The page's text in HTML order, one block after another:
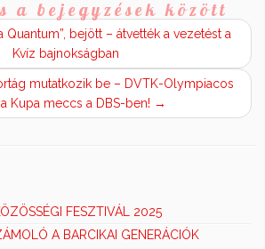
a bejegyzések között
Quantum”, bejött – átvették a vezetést a
Kvíz bajnokságban
mutatkozik be – DVTK-Olympiacos
Kupa meccs a DBS-ben! →
FESZTIVÁL 2025
A BARCIKAI GENERÁCIÓK